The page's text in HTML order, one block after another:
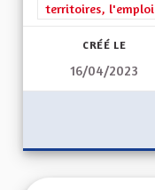
territoires, l'emploi
CRÉÉ LE
16/04/2023